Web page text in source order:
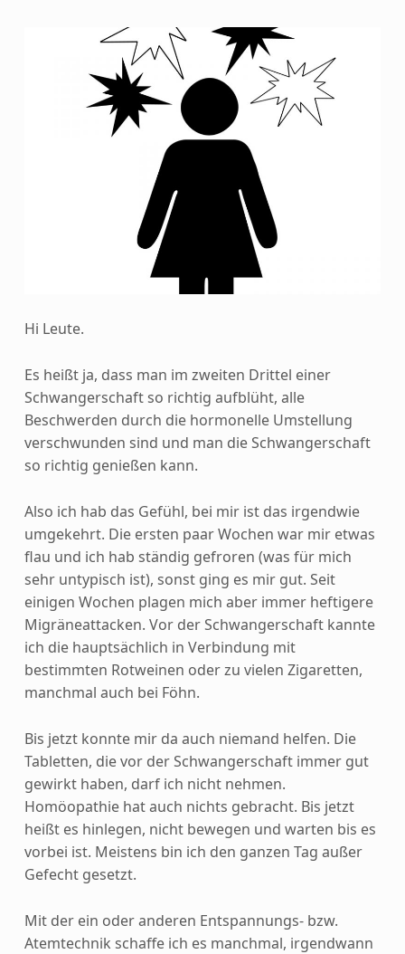
Hi Leute.
Es heißt ja, dass man im zweiten Drittel einer
Schwangerschaft so richtig aufblüht, alle
Beschwerden durch die hormonelle Umstellung
verschwunden sind und man die Schwangerschaft
so richtig genießen kann.
Also ich hab das Gefühl, bei mir ist das irgendwie
umgekehrt. Die ersten paar Wochen war mir etwas
flau und ich hab ständig gefroren (was für mich
sehr untypisch ist), sonst ging es mir gut. Seit
einigen Wochen plagen mich aber immer heftigere
Migräneattacken. Vor der Schwangerschaft kannte
ich die hauptsächlich in Verbindung mit
bestimmten Rotweinen oder zu vielen Zigaretten,
manchmal auch bei Föhn.
Bis jetzt konnte mir da auch niemand helfen. Die
Tabletten, die vor der Schwangerschaft immer gut
gewirkt haben, darf ich nicht nehmen.
Homöopathie hat auch nichts gebracht. Bis jetzt
heißt es hinlegen, nicht bewegen und warten bis es
vorbei ist. Meistens bin ich den ganzen Tag außer
Gefecht gesetzt.
Mit der ein oder anderen Entspannungs- bzw.
Atemtechnik schaffe ich es manchmal, irgendwann